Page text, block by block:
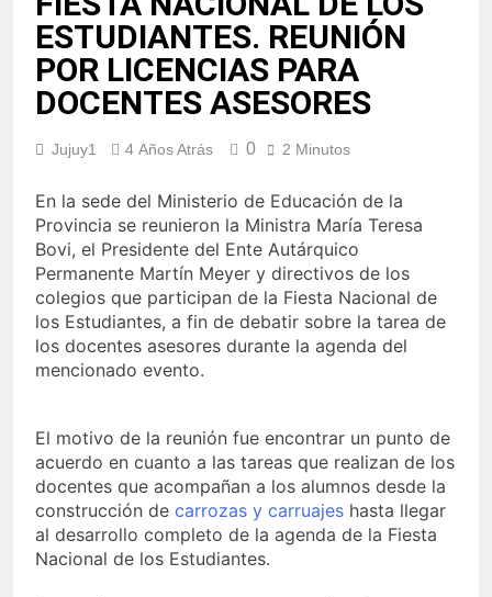
ESTUDIANTES. REUNIÓN
POR LICENCIAS PARA
DOCENTES ASESORES
Jujuy1 4 Años Atrás 0 2 Minutos
En la sede del Ministerio de Educación de la
Provincia se reunieron la Ministra María Teresa
Bovi, el Presidente del Ente Autárquico
Permanente Martín Meyer y directivos de los
colegios que participan de la Fiesta Nacional de
los Estudiantes, a fin de debatir sobre la tarea de
los docentes asesores durante la agenda del
mencionado evento.
El motivo de la reunión fue encontrar un punto de
acuerdo en cuanto a las tareas que realizan de los
docentes que acompañan a los alumnos desde la
construcción de carrozas y carruajes hasta llegar
al desarrollo completo de la agenda de la Fiesta
Nacional de los Estudiantes.